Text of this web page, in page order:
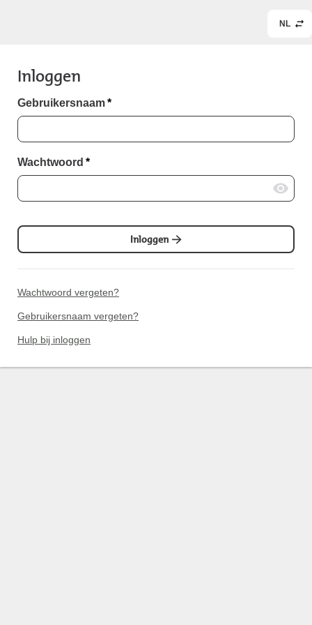
NL
Inloggen
Gebruikersnaam*
Wachtwoord *
Inloggen
Wachtwoord vergeten?
Gebruikersnaam vergeten?
Hulp bij inloggen